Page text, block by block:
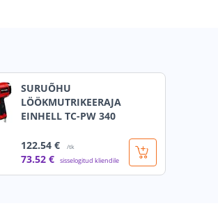
SURUÕHU
LÖÖKMUTRIKEERAJA
EINHELL TC-PW 340
122.54 € /tk
73.52 € sisselogitud kliendile